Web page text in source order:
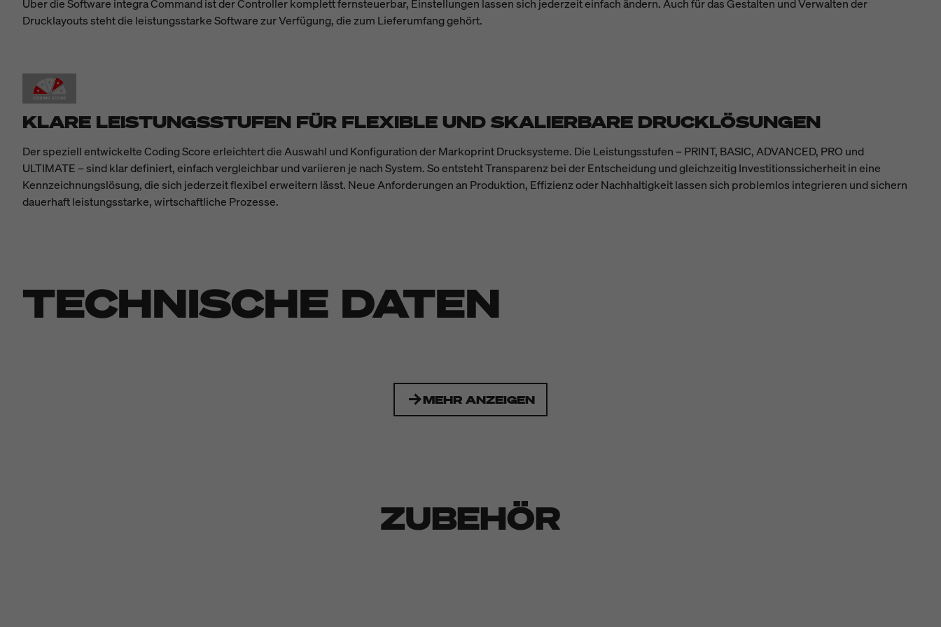
Über die Software integra Command ist der Controller komplett fernsteuerbar, Einstellungen lassen sich jederzeit einfach ändern. Auch für das Gestalten und Verwalten der
Drucklayouts steht die leistungsstarke Software zur Verfügung, die zum Lieferumfang gehört.
KLARE LEISTUNGSSTUFEN FÜR FLEXIBLE UND SKALIERBARE DRUCKLÖSUNGEN
Der speziell entwickelte Coding Score erleichtert die Auswahl und Konfiguration der Markoprint Drucksysteme. Die Leistungsstufen – PRINT, BASIC, ADVANCED, PRO und
ULTIMATE – sind klar definiert, einfach vergleichbar und variieren je nach System. So entsteht Transparenz bei der Entscheidung und gleichzeitig Investitionssicherheit in eine
Kennzeichnungslösung, die sich jederzeit flexibel erweitern lässt. Neue Anforderungen an Produktion, Effizienz oder Nachhaltigkeit lassen sich problemlos integrieren und sichern
dauerhaft leistungsstarke, wirtschaftliche Prozesse.
TECHNISCHE DATEN
MEHR ANZEIGEN
ZUBEHÖR